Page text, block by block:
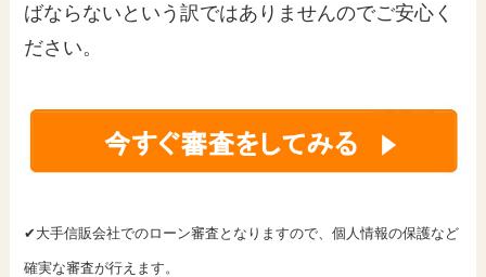
ばならないという訳ではありませんのでご安心く
ださい。
✔大手信販会社でのローン審査となりますので、個人情報の保護など
確実な審査が行えます。